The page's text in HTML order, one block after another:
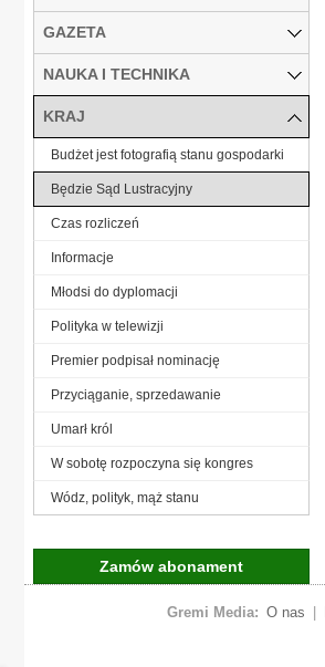
GAZETA
NAUKA I TECHNIKA
KRAJ
Budżet jest fotografią stanu gospodarki
Będzie Sąd Lustracyjny
Czas rozliczeń
Informacje
Młodsi do dyplomacji
Polityka w telewizji
Premier podpisał nominację
Przyciąganie, sprzedawanie
Umarł król
W sobotę rozpoczyna się kongres
Wódz, polityk, mąż stanu
Zamów abonament
Gremi Media: O nas